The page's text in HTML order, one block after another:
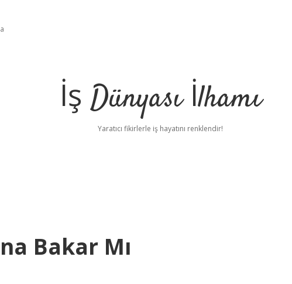
İş Dünyası İlhamı
Yaratıcı fikirlerle iş hayatını renklendir!
Bakar Mı